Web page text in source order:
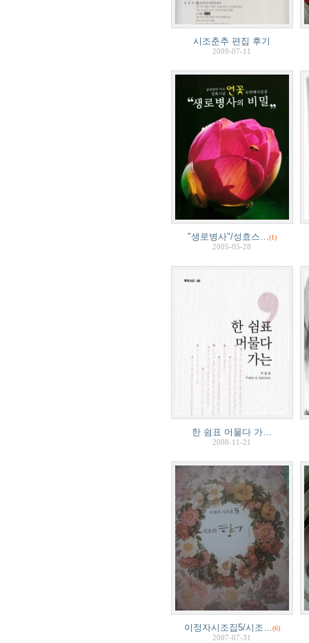
시조춘추 편집 후기
2009-07-11
"생로병사"/성효스…(1)
2005-05-28
한 쉼표 머물다 가…
2008-11-21
이정자시조집5/시조…(6)
2007-07-31